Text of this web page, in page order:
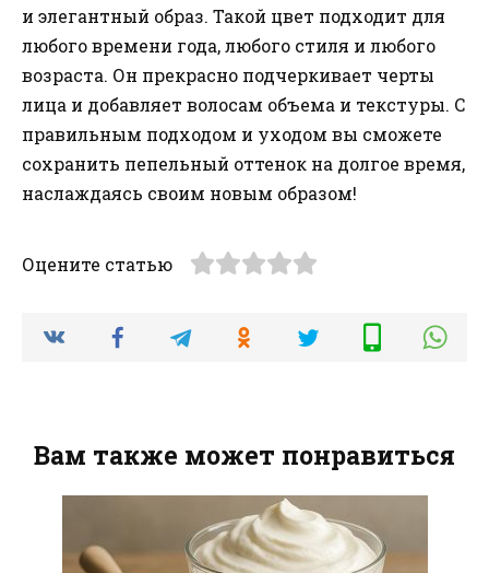
и элегантный образ. Такой цвет подходит для
любого времени года, любого стиля и любого
возраста. Он прекрасно подчеркивает черты
лица и добавляет волосам объема и текстуры. С
правильным подходом и уходом вы сможете
сохранить пепельный оттенок на долгое время,
наслаждаясь своим новым образом!
Оцените статью
Вам также может понравиться